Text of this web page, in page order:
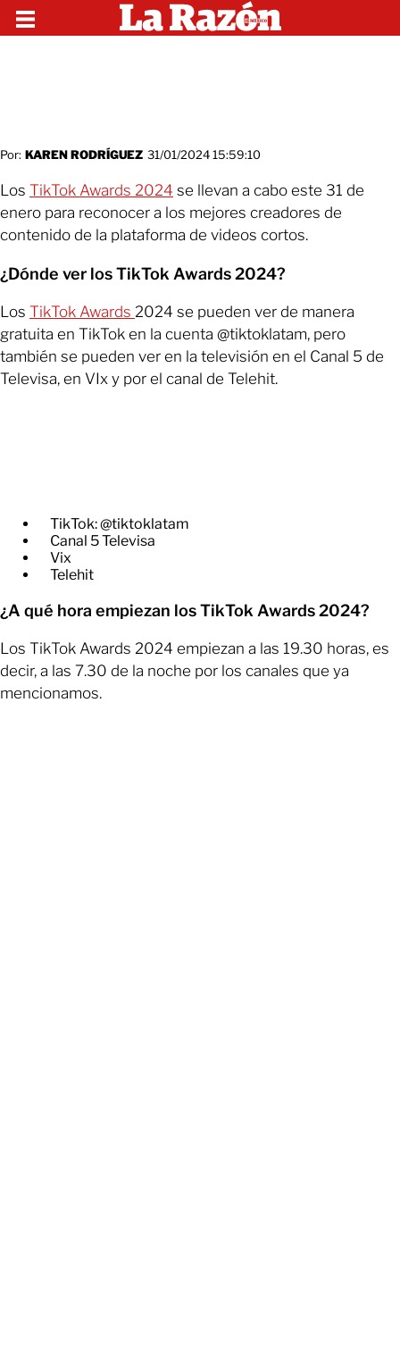
Por: KAREN RODRÍGUEZ 31/01/2024 15:59:10
Los TikTok Awards 2024 se llevan a cabo este 31 de
enero para reconocer a los mejores creadores de
contenido de la plataforma de videos cortos.
¿Dónde ver los TikTok Awards 2024?
Los TikTok Awards 2024 se pueden ver de manera
gratuita en TikTok en la cuenta @tiktoklatam, pero
también se pueden ver en la televisión en el Canal 5 de
Televisa, en VIx y por el canal de Telehit.
TikTok: @tiktoklatam
Canal 5 Televisa
Vix
Telehit
¿A qué hora empiezan los TikTok Awards 2024?
Los TikTok Awards 2024 empiezan a las 19.30 horas, es
decir, a las 7.30 de la noche por los canales que ya
mencionamos.